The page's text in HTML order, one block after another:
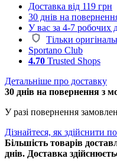
Доставка від 119 грн
30 днів на
У вас за 4-7 робочих
Тільки
Sportano Club
4.70 Trusted Shops
Детальніше про доставку
30 днів на повернення з
У разі повернення
Дізнайтеся, як здійснити
Більшість товарів
днів. Доставка